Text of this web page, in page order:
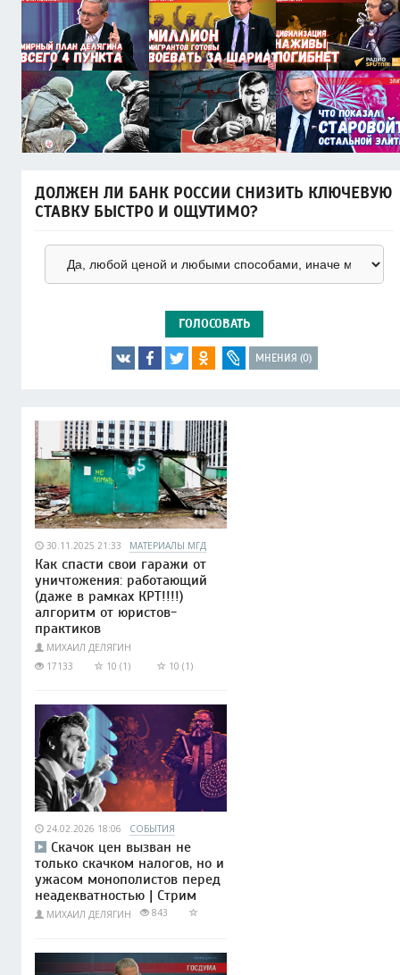
ДОЛЖЕН ЛИ БАНК РОССИИ СНИЗИТЬ КЛЮЧЕВУЮ
СТАВКУ БЫСТРО И ОЩУТИМО?
ГОЛОСОВАТЬ
МНЕНИЯ (0)
30.11.2025 21:33 МАТЕРИАЛЫ МГД
Как спасти свои гаражи от
уничтожения: работающий
(даже в рамках КРТ!!!!)
алгоритм от юристов-
практиков
МИХАИЛ ДЕЛЯГИН
17133
10 (1) 10 (1)
24.02.2026 18:06 СОБЫТИЯ
Скачок цен вызван не
только скачком налогов, но и
ужасом монополистов перед
неадекватностью | Стрим
МИХАИЛ ДЕЛЯГИН 843